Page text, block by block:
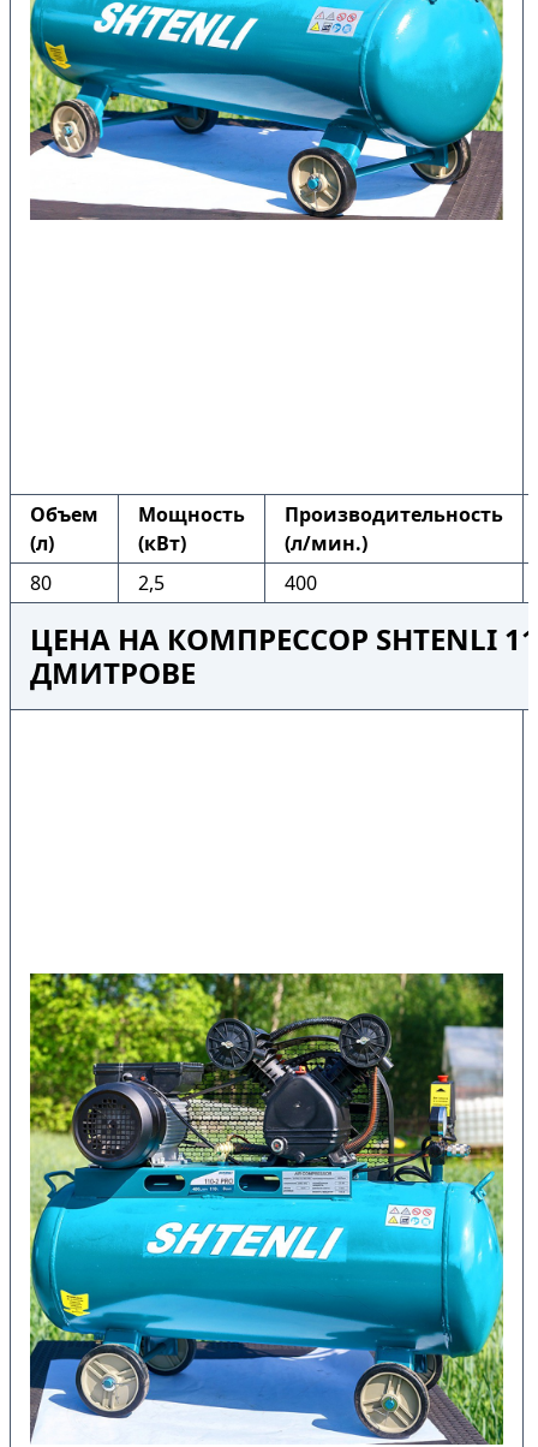
Объем
(л)
Мощность
(кВт)
Производительность
(л/мин.)
80
2,5 400
ЦЕНА НА КОМПРЕССОР SHTENLI
ДМИТРОВЕ